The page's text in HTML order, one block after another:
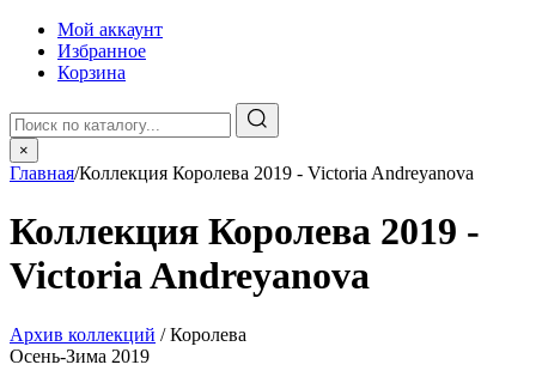
Мой аккаунт
Избранное
Корзина
×
Главная/Коллекция Королева 2019 - Victoria Andreyanova
Коллекция Королева 2019 -
Victoria Andreyanova
Архив коллекций / Королева
Осень-Зима 2019